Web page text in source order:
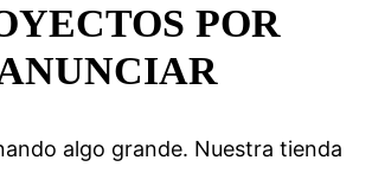
POR
algo grande. Nuestra tienda